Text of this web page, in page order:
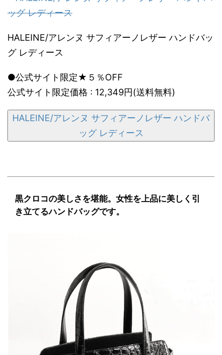
HALEINE/アレンヌ サフィアーノレザー ハンドバッ
グ レディース
●公式サイト限定★５％OFF
公式サイト限定価格 : 12,349円(送料無料)
HALEINE/アレンヌ サフィアーノレザー ハンドバ
ッグ レディース
黒クロコの美しさを堪能。女性を上品に美しく引
き立てるハンドバッグです。